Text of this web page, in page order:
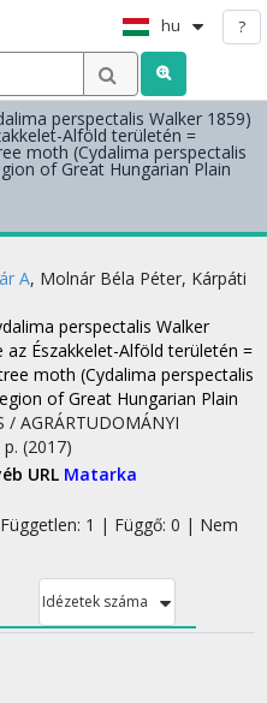
hu ?
perspectalis Walker 1859)
Alföld területén =
moth (Cydalima perspectalis
of Great Hungarian Plain
A, Molnár Béla Péter, Kárpáti
perspectalis Walker
Északkelet-Alföld területén =
moth (Cydalima perspectalis
of Great Hungarian Plain
/ AGRÁRTUDOMÁNYI
(2017)
URL Matarka
1 | Függő: 0 | Nem
Idézetek száma